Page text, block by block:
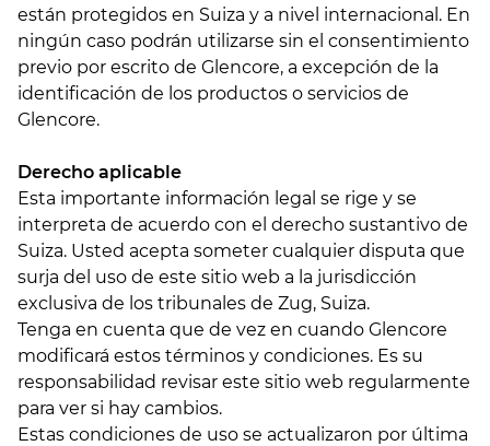
están protegidos en Suiza y a nivel internacional. En
ningún caso podrán utilizarse sin el consentimiento
previo por escrito de Glencore, a excepción de la
identificación de los productos o servicios de
Glencore.
Derecho aplicable
Esta importante información legal se rige y se
interpreta de acuerdo con el derecho sustantivo de
Suiza. Usted acepta someter cualquier disputa que
surja del uso de este sitio web a la jurisdicción
exclusiva de los tribunales de Zug, Suiza.
Tenga en cuenta que de vez en cuando Glencore
modificará estos términos y condiciones. Es su
responsabilidad revisar este sitio web regularmente
para ver si hay cambios.
Estas condiciones de uso se actualizaron por última